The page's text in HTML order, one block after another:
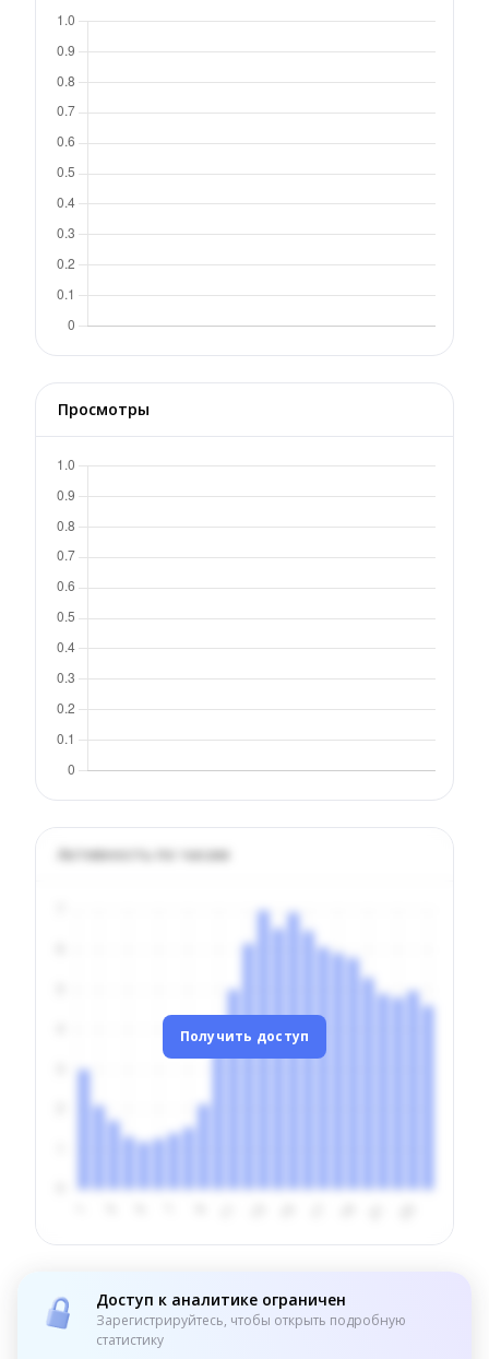
Просмотры
Активность по часам
Получить доступ
Доступ к аналитике ограничен
Зарегистрируйтесь, чтобы открыть подробную
статистику